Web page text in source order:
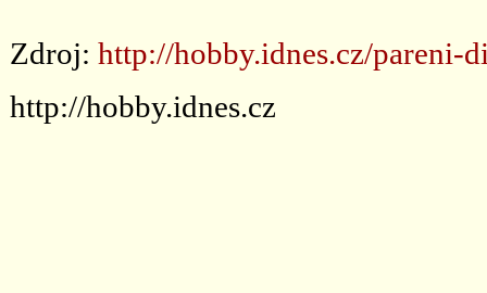
Zdroj: http://hobby.idnes.cz/pareni-
http://hobby.idnes.cz